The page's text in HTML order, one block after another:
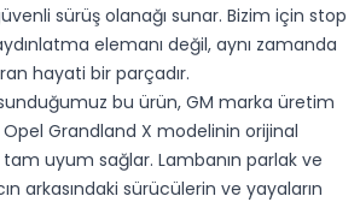
sürüş olanağı sunar. Bizim için stop
elemanı değil, aynı zamanda
hayati bir parçadır.
bu ürün, GM marka üretim
Grandland X modelinin orijinal
tam uyum sağlar. Lambanın parlak ve
arkasındaki sürücülerin ve yayaların